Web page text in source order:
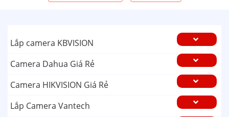
Lắp camera KBVISION
Camera Dahua Giá Rẻ
Camera HIKVISION Giá Rẻ
Lắp Camera Vantech